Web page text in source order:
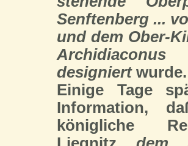
Senftenberg ...
und dem Ober-
designiertwurde.
Einige Tage
Information,
königliche